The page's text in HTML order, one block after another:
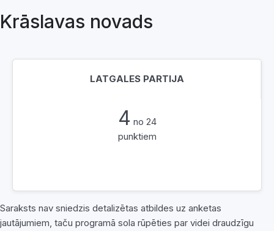
Krāslavas novads
LATGALES PARTIJA
4 no 24
punktiem
Saraksts nav sniedzis detalizētas atbildes uz anketas
jautājumiem, taču programā sola rūpēties par videi draudzīgu